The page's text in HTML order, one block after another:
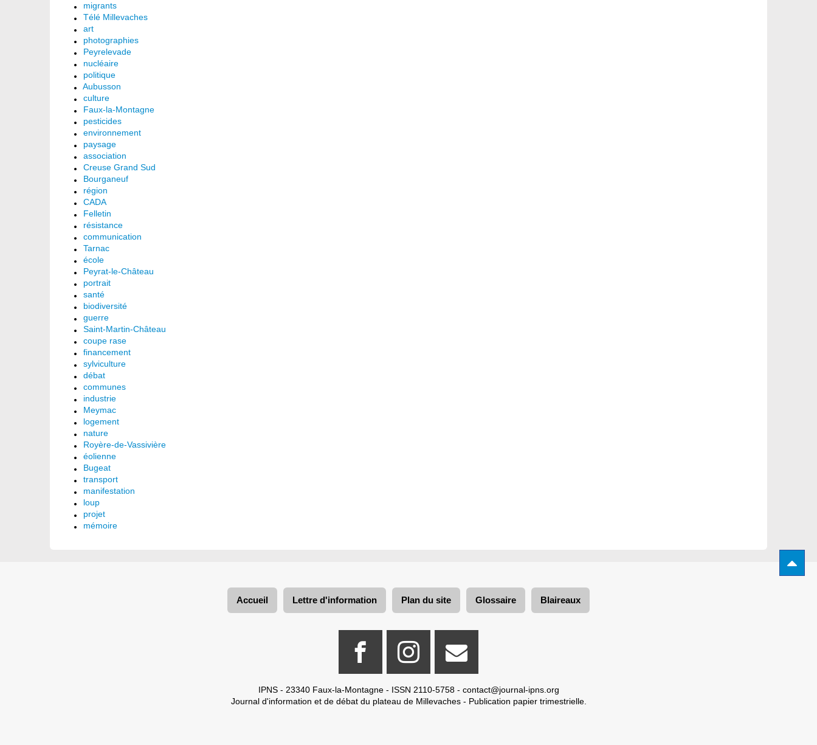
migrants
Télé Millevaches
art
photographies
Peyrelevade
nucléaire
politique
Aubusson
culture
Faux-la-Montagne
pesticides
environnement
paysage
association
Creuse Grand Sud
Bourganeuf
région
CADA
Felletin
résistance
communication
Tarnac
école
Peyrat-le-Château
portrait
santé
biodiversité
guerre
Saint-Martin-Château
coupe rase
financement
sylviculture
débat
communes
industrie
Meymac
logement
nature
Royère-de-Vassivière
éolienne
Bugeat
transport
manifestation
loup
projet
mémoire
Accueil Lettre d'information Plan du site Glossaire Blaireaux
IPNS - 23340 Faux-la-Montagne - ISSN 2110-5758 - contact@journal-ipns.org
Journal d'information et de débat du plateau de Millevaches - Publication papier trimestrielle.